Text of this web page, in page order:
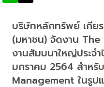
บริษัทหลักทรัพย์ เกีย
(มหาชน) จัดงาน
งานสัมมนาใหญ่ประจ
มกราคม 2564 สำหรั
Management ในรู